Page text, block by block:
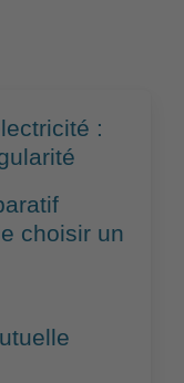
:
choisir un